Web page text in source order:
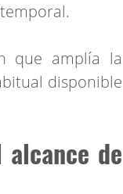
que amplía la
disponible
de